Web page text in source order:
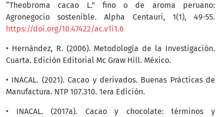
“Theobroma cacao L.” fino o de aroma peruano:
Agronegocio sostenible. Alpha Centauri, 1(1), 49-55.
https://doi.org/10.47422/ac.v1i1.6
• Hernández, R. (2006). Metodología de la Investigación.
Cuarta. Edición Editorial Mc Graw Hill. México.
• INACAL. (2021). Cacao y derivados. Buenas Prácticas de
Manufactura. NTP 107.310. 1era Edición.
• INACAL. (2017a). Cacao y chocolate: términos y